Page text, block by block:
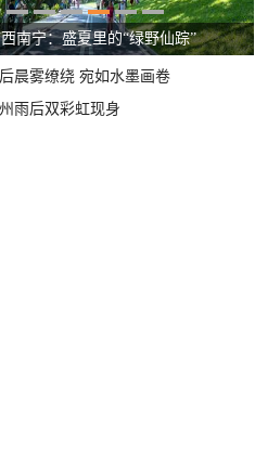
南宁：盛夏里的“绿野仙踪”
晨雾缭绕 宛如水墨画卷
雨后双彩虹现身